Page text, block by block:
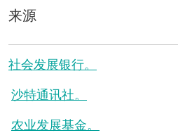
来源
社会发展银行。
沙特通讯社。
农业发展基金。